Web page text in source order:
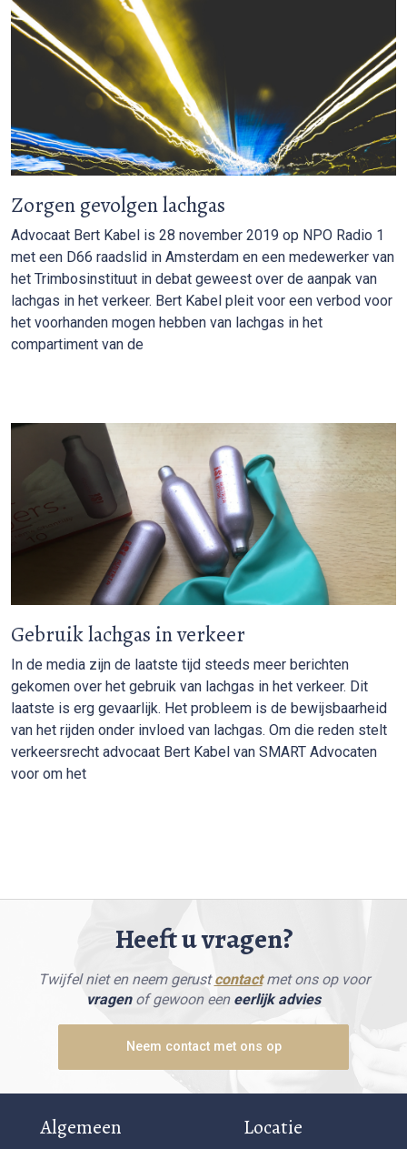
Zorgen gevolgen lachgas
Advocaat Bert Kabel is 28 november 2019 op NPO Radio 1
met een D66 raadslid in Amsterdam en een medewerker van
het Trimbosinstituut in debat geweest over de aanpak van
lachgas in het verkeer. Bert Kabel pleit voor een verbod voor
het voorhanden mogen hebben van lachgas in het
compartiment van de
Gebruik lachgas in verkeer
In de media zijn de laatste tijd steeds meer berichten
gekomen over het gebruik van lachgas in het verkeer. Dit
laatste is erg gevaarlijk. Het probleem is de bewijsbaarheid
van het rijden onder invloed van lachgas. Om die reden stelt
verkeersrecht advocaat Bert Kabel van SMART Advocaten
voor om het
Heeft u vragen?
Twijfel niet en neem gerustcontactmet ons op voor
vragenof gewoon een eerlijk advies
Neem contact met ons op
Algemeen Locatie